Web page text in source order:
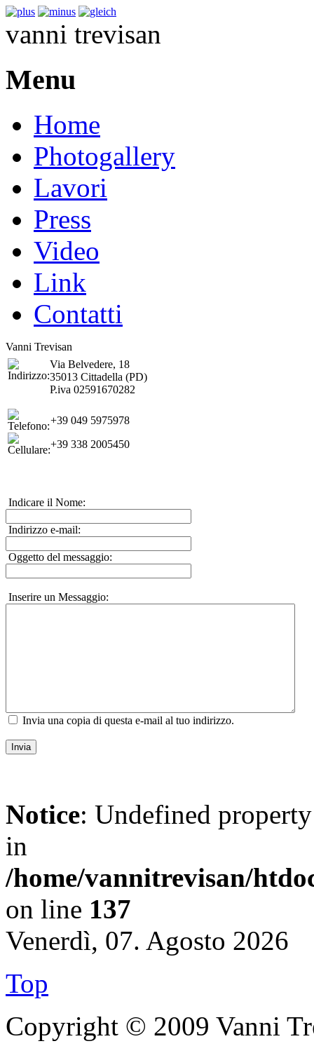
singaporeblackberry storm 3 review specs
vanni trevisan
Menu
Home
Photogallery
Lavori
Press
Video
Link
Contatti
Vanni Trevisan
Via Belvedere, 18
35013 Cittadella (PD)
P.iva 02591670282
+39 049 5975978
+39 338 2005450
Indicare il Nome:
Indirizzo e-mail:
Oggetto del messaggio:
Inserire un Messaggio:
Invia una copia di questa e-mail al tuo indirizzo.
Invia
Notice: Undefined
in
/home/vannitrevisan/
on line 137
Venerdì, 07. Agosto 2026
Top
Copyright © 2009 Vanni